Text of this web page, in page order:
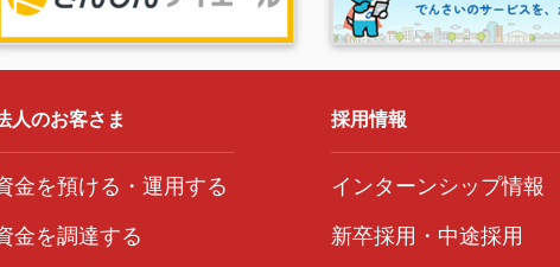
申込人等に関する下記（１）の情報を、保証機関における下記（２）
利用目的
の取引のため
内のため
人のお客さま
金を預ける・運用する
金を調達する
採用情報
インターンシップ情報
新卒採用・中途採用